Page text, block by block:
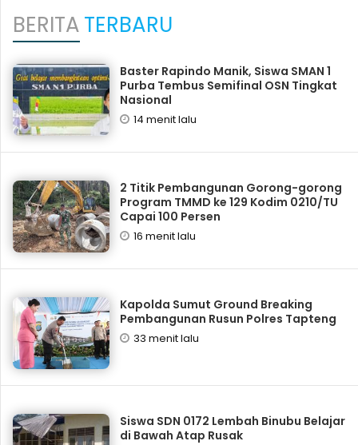
BERITATERBARU
Baster Rapindo Manik, Siswa SMAN 1
Purba Tembus Semifinal OSN Tingkat
Nasional
14 menit lalu
2 Titik Pembangunan Gorong-gorong
Program TMMD ke 129 Kodim 0210/TU
Capai 100 Persen
16 menit lalu
Kapolda Sumut Ground Breaking
Pembangunan Rusun Polres Tapteng
33 menit lalu
Siswa SDN 0172 Lembah Binubu Belajar
di Bawah Atap Rusak